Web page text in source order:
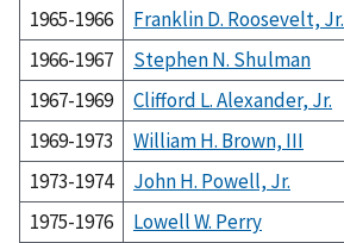
1965-1966
Franklin D. Roosevelt, Jr.
1966-1967
Stephen N. Shulman
1967-1969
Clifford L. Alexander, Jr.
1969-1973
William H. Brown, III
1973-1974
John H. Powell, Jr.
1975-1976
Lowell W. Perry